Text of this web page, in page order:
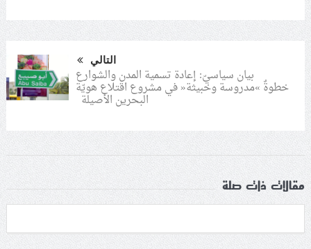
التالي
بيان سياسيّ: إعادة تسمية المدن والشوارع
خطوةٌ »مدروسة وخبيثة« في مشروع اقتلاع هويّة
البحرين الأصيلة
مقالات ذات صلة